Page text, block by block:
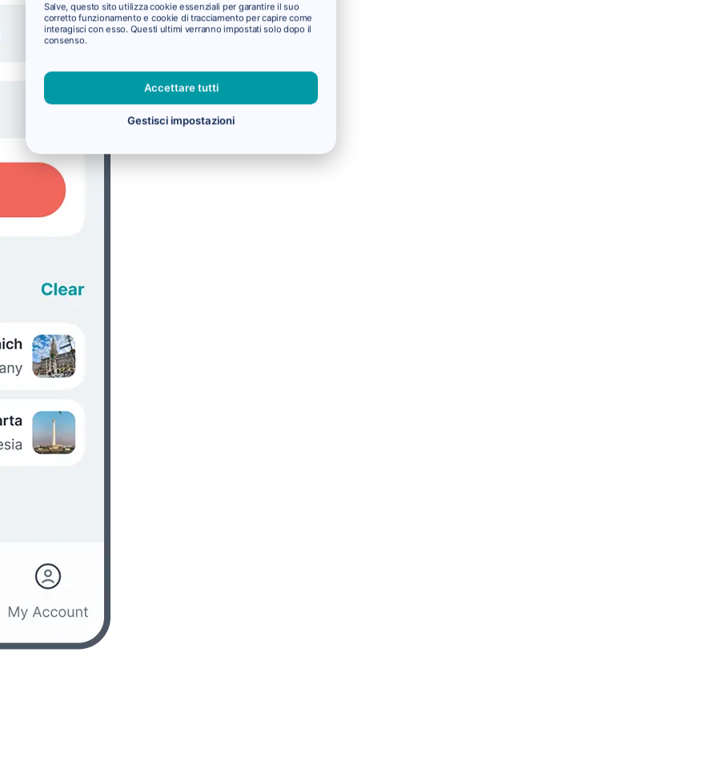
Salve, questo sito utilizza cookie essenziali per garantire il suo
corretto funzionamento e cookie di tracciamento per capire come
interagisci con esso. Questi ultimi verranno impostati solo dopo il
consenso.
Accettare tutti
Gestisci impostazioni